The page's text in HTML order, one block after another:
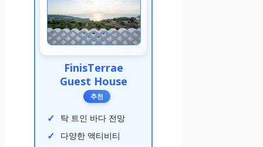
FinisTerrae
Guest House
추천
탁 트인 바다 전망
다양한 액티비티